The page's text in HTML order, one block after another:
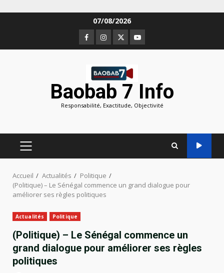
07/08/2026
Facebook
Instagram
TwitterYoutube
Baobab 7 Info
Responsabilité, Exactitude, Objectivité
MENU
PRINCIPAL
Accueil Actualités
Politique
(Politique) – Le Sénégal commence un grand dialogue pour
améliorer ses règles politiques
Actualités Politique
(Politique) – Le Sénégal commence un
grand dialogue pour améliorer ses règles
politiques